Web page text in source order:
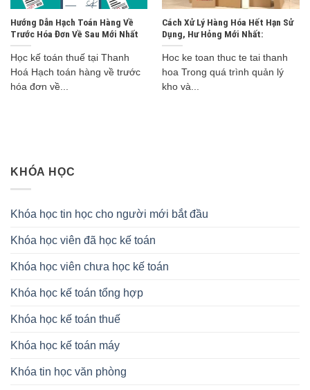
Hướng Dẫn Hạch Toán Hàng Về
Trước Hóa Đơn Về Sau Mới Nhất
Học kế toán thuế tại Thanh
Hoá Hạch toán hàng về trước
hóa đơn về...
Cách Xử Lý Hàng Hóa Hết Hạn Sử
Dụng, Hư Hỏng Mới Nhất:
Hoc ke toan thuc te tai thanh
hoa Trong quá trình quản lý
kho và...
KHÓA HỌC
Khóa học tin học cho người mới bắt đầu
Khóa học viên đã học kế toán
Khóa học viên chưa học kế toán
Khóa học kế toán tổng hợp
Khóa học kế toán thuế
Khóa học kế toán máy
Khóa tin học văn phòng